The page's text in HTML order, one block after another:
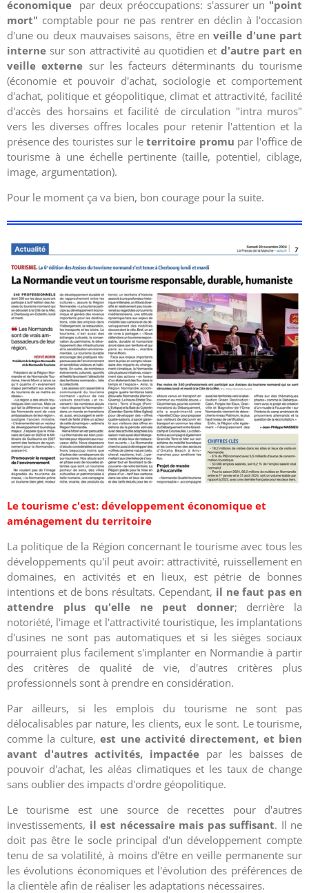
économique par deux préoccupations: s'assurer un "point
mort" comptable pour ne pas rentrer en déclin à l'occasion
d'une ou deux mauvaises saisons, être enveille d'une part
interne sur son attractivité au quotidien et d'autre part en
veille externe sur les facteurs déterminants du tourisme
(économie et pouvoir d'achat, sociologie et comportement
d'achat, politique et géopolitique, climat et attractivité, facilité
d'accès des horsains et facilité de circulation "intra muros"
vers les diverses offres locales pour retenir l'attention et la
présence des touristes sur leterritoire promu par l'office de
tourisme à une échelle pertinente (taille, potentiel, ciblage,
image, argumentation).
Pour le moment ça va bien, bon courage pour la suite.
Le tourisme c'est: développement économique et
aménagement du territoire
La politique de la Région concernant le tourisme avec tous les
développements qu'il peut avoir: attractivité, ruissellement en
domaines, en activités et en lieux, est pétrie de bonnes
intentions et de bons résultats. Cependant, il ne faut pas en
attendre plus qu'elle ne peut donner; derrière la
notoriété, l'image et l'attractivité touristique, les implantations
d'usines ne sont pas automatiques et si les sièges sociaux
pourraient plus facilement s'implanter en Normandie à partir
des critères de qualité de vie, d'autres critères plus
professionnels sont à prendre en considération.
Par ailleurs, si les emplois du tourisme ne sont pas
délocalisables par nature, les clients, eux le sont. Le tourisme,
comme la culture,est une activité directement, et bien
avant d'autres activités, impactée par les baisses de
pouvoir d'achat, les aléas climatiques et les taux de change
sans oublier des impacts d'ordre géopolitique.
Le tourisme est une source de recettes pour d'autres
investissements, il est nécessaire mais pas suffisant. Il ne
doit pas être le socle principal d'un développement compte
tenu de sa volatilité, à moins d'être en veille permanente sur
les évolutions économiques et l'évolution des préférences de
la clientèle afin de réaliser les adaptations nécessaires.